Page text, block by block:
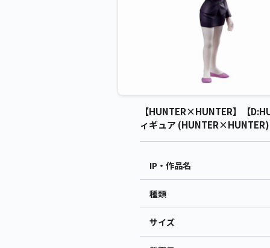
【HUNTER×HUNTER】【
ィギュア
IP・作品名
種類
サイズ